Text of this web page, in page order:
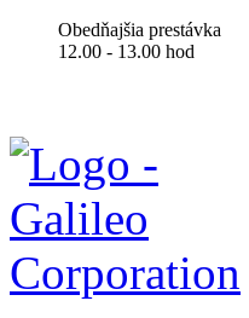
Obedňajšia prestávka
12.00 - 13.00 hod